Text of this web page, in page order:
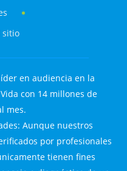
sitio
en audiencia en la
con 14 millones de
mes.
Aunque nuestros
por profesionales
tienen fines